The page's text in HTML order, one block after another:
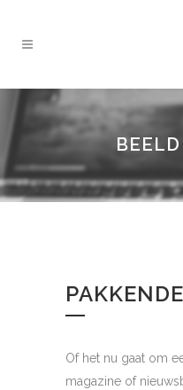
Of het nu gaat om
magazine of